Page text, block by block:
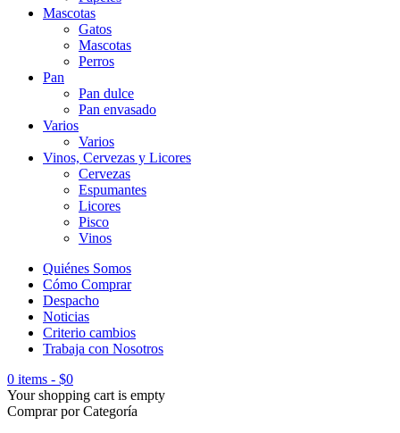
Mascotas
Gatos
Mascotas
Perros
Pan
Pan dulce
Pan envasado
Varios
Varios
Vinos, Cervezas y Licores
Cervezas
Espumantes
Licores
Pisco
Vinos
Quiénes Somos
Cómo Comprar
Despacho
Noticias
Criterio cambios
Trabaja con Nosotros
0 items - $0
Your shopping cart is empty
Comprar por Categoría